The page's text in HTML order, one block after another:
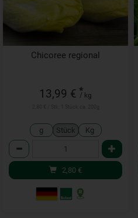
Chicoree regional
13,99 € *
/ kg
g Stück Kg
Anzahl
2,80 €